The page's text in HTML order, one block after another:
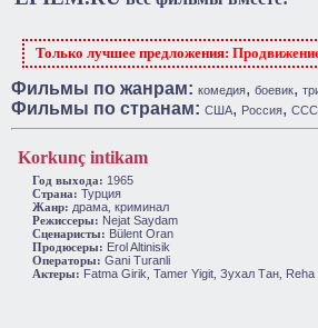
Только лучшее предложения:
Фильмы по жанрам: комедия, боевик,
Фильмы по странам: США, Россия,
Korkunç intikam
Год выхода: 1965
Cтрана: Турция
Жанр: драма криминал
Режиссеры: Nejat Saydam
Сценаристы: Bülent Oran
Продюсеры: Erol Altinisik
Операторы: Gani Turanli
Актеры: Fatma Girik Tamer Yigit Зухал Тан Reha